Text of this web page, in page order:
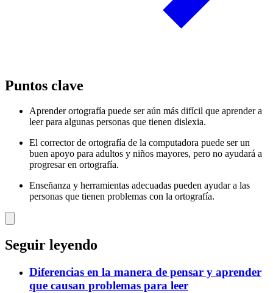
Puntos clave
Aprender ortografía puede ser aún más difícil que aprender a
leer para algunas personas que tienen dislexia.
El corrector de ortografía de la computadora puede ser un
buen apoyo para adultos y niños mayores, pero no ayudará a
progresar en ortografía.
Enseñanza y herramientas adecuadas pueden ayudar a las
personas que tienen problemas con la ortografía.
Seguir leyendo
Diferencias en la manera de pensar y aprender
que causan problemas para leer